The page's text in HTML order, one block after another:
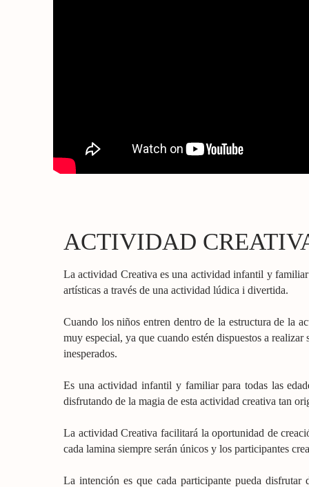
ACTIVIDAD
La actividad Creativa es una actividad infantil y familiar
artísticas a través de una actividad lúdica i divertida.
Cuando los niños entren dentro de la estructura de la
muy especial, ya que cuando estén dispuestos a
inesperados.
Es una actividad infantil y familiar para todas las
disfrutando de la magia de esta actividad creativa tan
La actividad Creativa facilitará la oportunidad de
cada lamina siempre serán únicos y los participantes
La intención es que cada participante pueda